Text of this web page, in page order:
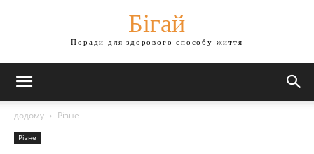
Бігай
Поради для здорового способу життя
додому Різне
Різне